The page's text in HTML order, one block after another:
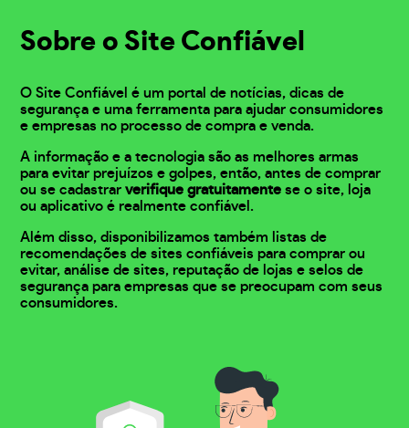
Sobre o Site Confiável
O Site Confiável é um portal de notícias, dicas de
segurança e uma ferramenta para ajudar consumidores
e empresas no processo de compra e venda.
A informação e a tecnologia são as melhores armas
para evitar prejuízos e golpes, então, antes de comprar
ou se cadastrarverifique gratuitamente se o site, loja
ou aplicativo é realmente confiável.
Além disso, disponibilizamos também listas de
recomendações de sites confiáveis para comprar ou
evitar, análise de sites, reputação de lojas e selos de
segurança para empresas que se preocupam com seus
consumidores.